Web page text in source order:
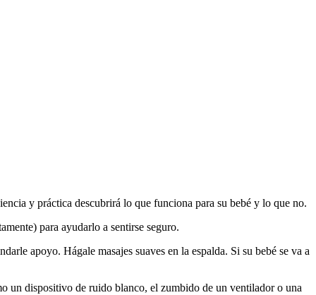
y práctica descubrirá lo que funciona para su bebé y lo que no.
para ayudarlo a sentirse seguro.
apoyo. Hágale masajes suaves en la espalda. Si su bebé se va a
un dispositivo de ruido blanco, el zumbido de un ventilador o una